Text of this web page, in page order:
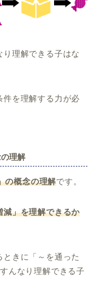
理解できる子はな
件を理解する力が必
理解
の概念の理解です。
減」を理解できるか
きに「～を通った
んなり理解できる子